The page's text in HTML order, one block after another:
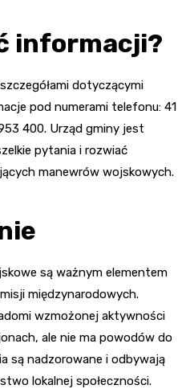
informacji?
dotyczącymi
pod numerami telefonu: 41
400. Urząd gminy jest
pytania i rozwiać
manewrów wojskowych.
są ważnym elementem
międzynarodowych.
wzmożonej aktywności
ale nie ma powodów do
są nadzorowane i odbywają
lokalnej społeczności.